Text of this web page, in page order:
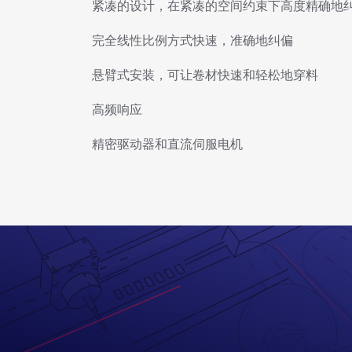
紧凑的设计，在紧凑的空间约束下高度精确地
完全线性比例方式快速，准确地纠偏
悬臂式安装，可让卷材快速和轻松地穿料
高频响应
精密驱动器和直流伺服电机